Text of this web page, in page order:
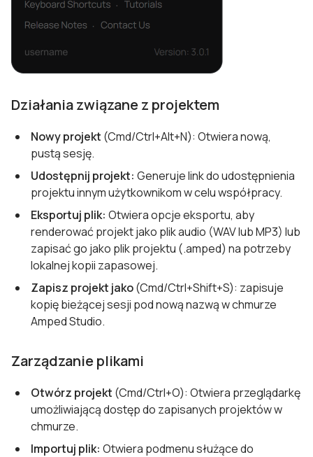
Działania związane z projektem
Nowy projekt (Cmd/Ctrl+Alt+N): Otwiera nową,
pustą sesję.
Udostępnij projekt: Generuje link do udostępnienia
projektu innym użytkownikom w celu współpracy.
Eksportuj plik: Otwiera opcje eksportu, aby
renderować projekt jako plik audio (WAV lub MP3) lub
zapisać go jako plik projektu (.amped) na potrzeby
lokalnej kopii zapasowej.
Zapisz projekt jako(Cmd/Ctrl+Shift+S): zapisuje
kopię bieżącej sesji pod nową nazwą w chmurze
Amped Studio.
Zarządzanie plikami
Otwórz projekt (Cmd/Ctrl+O): Otwiera przeglądarkę
umożliwiającą dostęp do zapisanych projektów w
chmurze.
Importuj plik: Otwiera podmenu służące do